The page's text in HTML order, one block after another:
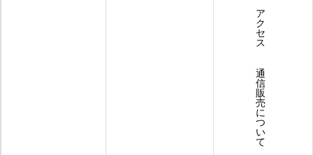
ア
ク
セ
ス
通
信
販
売
に
つ
い
て